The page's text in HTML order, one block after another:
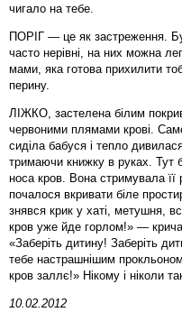
чигало на тебе.
ПОРІГ — це як застреження.
часто нерівні, на них можна
мами, яка готова прихилити
перину.
ЛІЖКО, застелена білим
червоними плямами крові.
сиділа бабуся і тепло
тримаючи книжку в руках. Тут
носа кров. Вона стримувала
почалося вкривати біле
знявся крик у хаті, метушня,
кров уже йде горлом!» —
«Заберіть дитину! Заберіть
тебе настрашнішим
кров заллє!» Нікому і ніколи
10.02.2012